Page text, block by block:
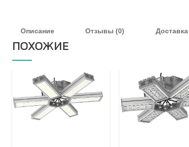
Описание Отзывы (0)
ПОХОЖИЕ